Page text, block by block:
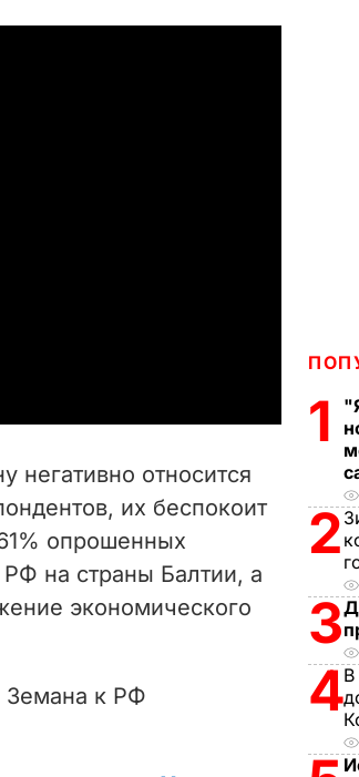
негативно относится
их беспокоит
опрошенных
на страны Балтии, а
экономического
Земана к РФ
1
2
3
4В